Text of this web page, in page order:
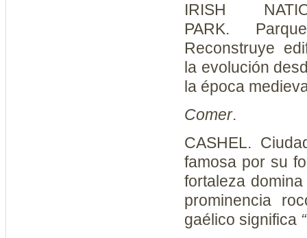
IRISH
PARK.
Reconstruye
la evolución
la época
Comer.
CASHEL.
famosa por su
fortaleza
prominencia
gaélico significa